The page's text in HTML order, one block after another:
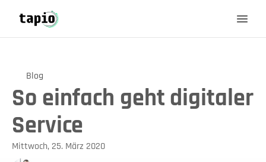
Blog
So einfach geht digitaler
Service
Mittwoch, 25. März 2020